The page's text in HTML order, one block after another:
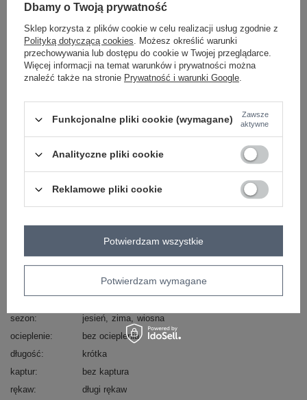
ZALOGUJ SIĘ I ZOBACZ CENĘ
Masz pytanie? Chętnie pomożemy.
Kod produktu
TW-PL-BI-28987.85
OCH BELLA
typ produktu
płaszcz przejściowy
styl
elegancki
codzienne do pracy
wizytowe
sezon jesień zima wiosna
ocieplenie
bez ocieplenia
długość
krótka
kaptur
bez kaptura
rękaw
długi rękaw
Dbamy o Twoją prywatność
Sklep korzysta z plików cookie w celu realizacji usług zgodnie z
Polityką dotyczącą cookies. Możesz określić warunki
przechowywania lub dostępu do cookie w Twojej przeglądarce.
Więcej informacji na temat warunków i prywatności można
znaleźć także na stronie Prywatność i warunki Google.
Funkcjonalne pliki cookie (wymagane)
Zawsze
aktywne
Analityczne pliki cookie
Reklamowe pliki cookie
Potwierdzam wymagane
Potwierdzam wszystkie